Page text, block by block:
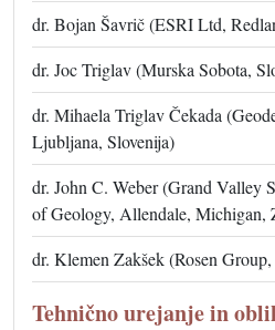
dr. Bojan Šavrič (ESRI Ltd,
dr. Joc Triglav (Murska Sobota,
dr. Mihaela Triglav Čekada
Ljubljana, Slovenija)
dr. John C. Weber (Grand Valley
of Geology, Allendale, Michigan,
dr. Klemen Zakšek (Rosen
Tehnično urejanje in